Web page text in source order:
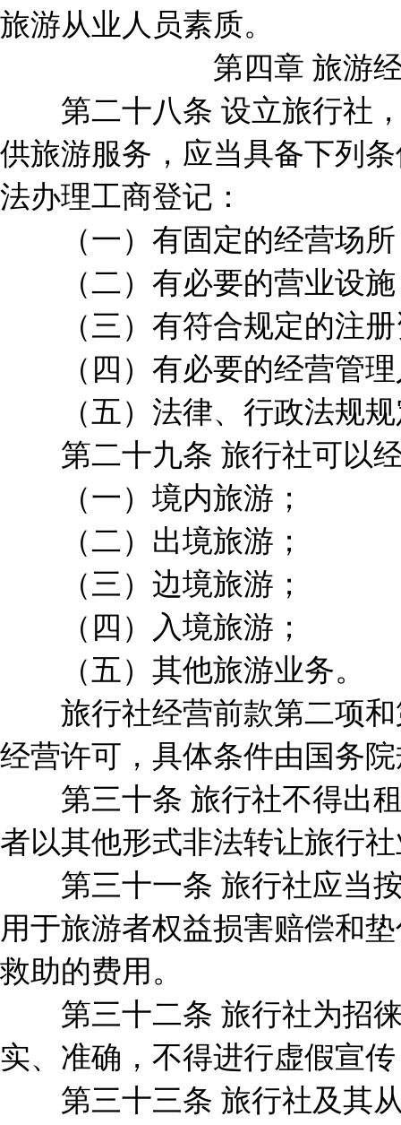
旅游从业人员素质。
第四章 旅游经
第二十八条 设立旅行社，
供旅游服务，应当具备下列
法办理工商登记：
（一）有固定的经营场所
（二）有必要的营业设施
（三）有符合规定的注册
（四）有必要的经营管理
（五）法律、行政法规规
第二十九条 旅行社可以经
（一）境内旅游；
（二）出境旅游；
（三）边境旅游；
（四）入境旅游；
（五）其他旅游业务。
旅行社经营前款第二项和
经营许可，具体条件由国务
第三十条 旅行社不得出租
者以其他形式非法转让旅行
第三十一条 旅行社应当按
用于旅游者权益损害赔偿和
救助的费用。
第三十二条 旅行社为招徕
实、准确，不得进行虚假宣
第三十三条 旅行社及其从